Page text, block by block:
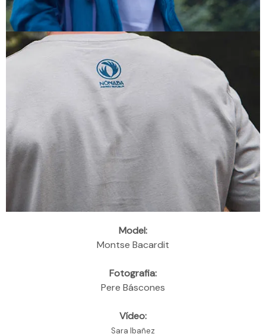
Model:
Montse Bacardit
Fotografia:
Pere Báscones
Vídeo:
Sara Ibañez